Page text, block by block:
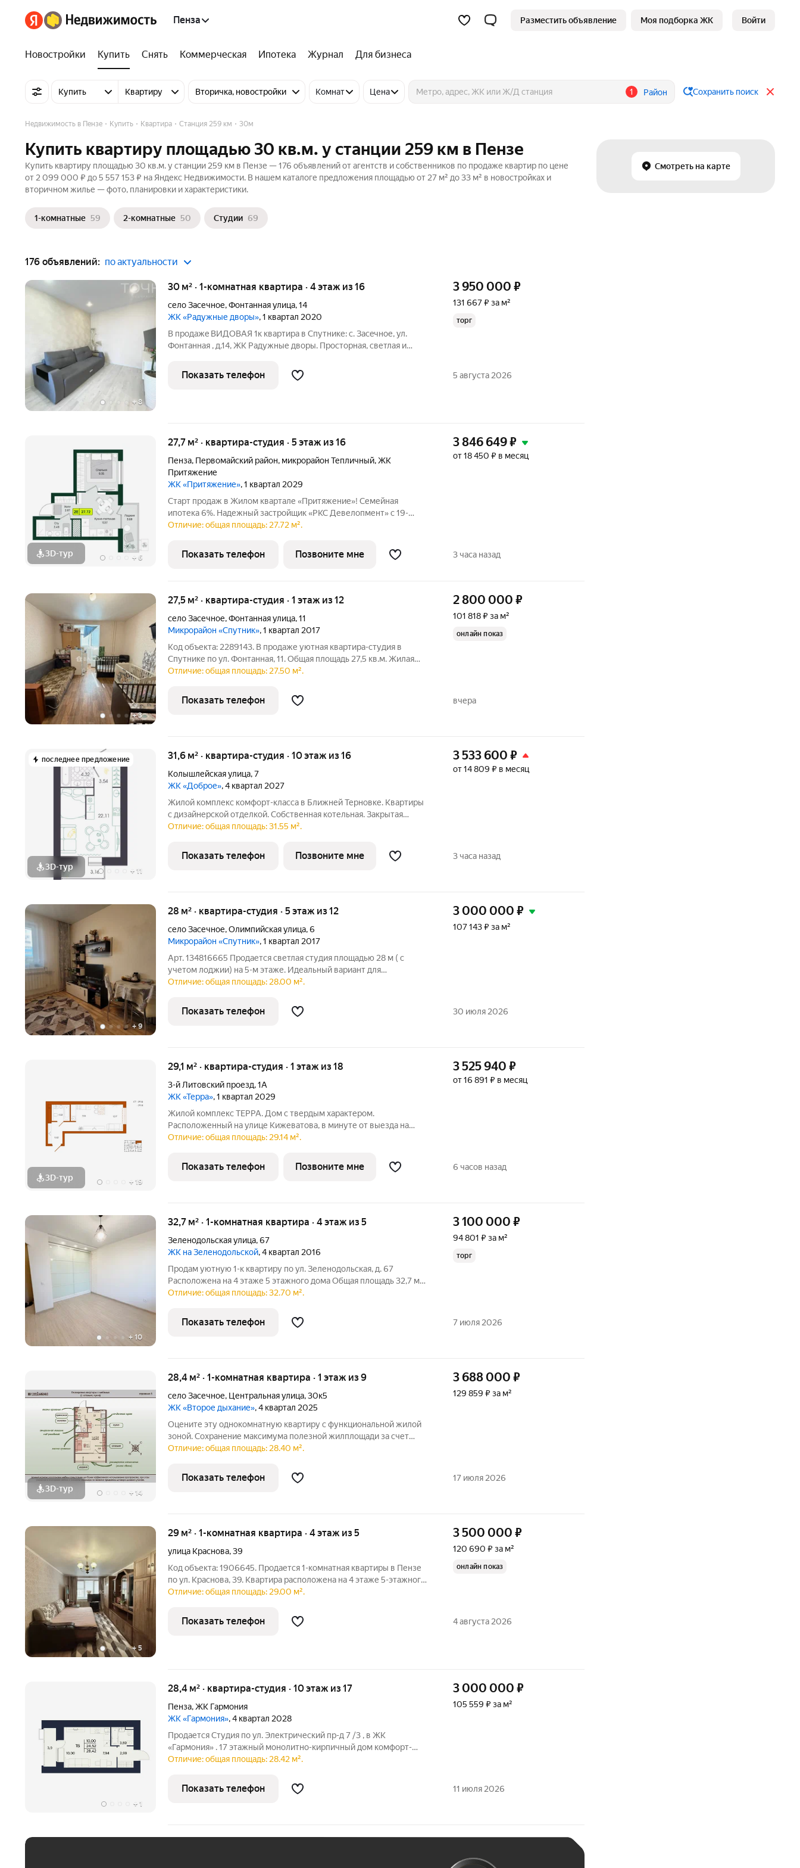
Пенза Разместить объявление Моя подборка ЖК Войти
Новостройки Купить Снять Коммерческая Ипотека Журнал Для бизнеса
Купить Квартиру Вторичка, новостройки Комнат Цена 1 Район Сохранить поиск
Смотреть на карте
Недвижимость в Пензе Купить Квартира Станция 259 км 30м
Купить квартиру площадью 30 кв.м. у станции 259 км в Пензе
Купить квартиру площадью 30 кв.м. у станции 259 км в Пензе — 176 объявлений от агентств и собственников по продаже квартир по цене
от 2 099 000 ₽ до 5 557 153 ₽ на Яндекс Недвижимости. В нашем каталоге предложения площадью от 27 м² до 33 м² в новостройках и
вторичном жилье — фото, планировки и характеристики.
1-комнатные 59 2-комнатные 50 Студии 69
176 объявлений: по актуальности
+ 8
30 м² · 1-комнатная квартира · 4 этаж из 16
село Засечное,Фонтанная улица,14
ЖК «Радужные дворы», 1 квартал 2020
B продaжe ВИДОВАЯ 1к квартира в Спутнике: с. Зaсeчнoе, ул.
Фонтанная , д.14, ЖК Радужные дворы. Пpocторная, светлaя и
поcтpoйки. - Общая плoщaдь 30 кв.м. - Жилaя 12 кв.м. - Куxня 9
кв.м.
3 950 000 ₽
131 667 ₽ за м²
торг
Показать телефон 5 августа 2026
3D-тур + 6
27,7 м² · квартира-студия · 5 этаж из 16
Пенза, Первомайский район, микрорайон Тепличный,ЖК
Притяжение
ЖК «Притяжение», 1 квартал 2029
Старт продаж в Жилом квартале «Притяжение»! Семейная
ипотека 6%. Надежный застройщик «РКС Девелопмент» с 19-
летним опытом. Компактная 2-комнатная квартира евроформата
кухня-гостиная
3 846 649₽
от 18 450 ₽ в месяц
Отличие: общая площадь: 27.72 м².
Показать телефон Позвоните мне 3 часа назад
+3
27,5 м² · квартира-студия · 1 этаж из 12
село Засечное,Фонтанная улица,11
Микрорайон «Спутник», 1 квартал 2017
Код объекта: 2289143. В продаже уютная квартира-студия в
Спутнике по ул. Фонтанная, 11. Общая площадь 27,5 кв.м. Жилaя
плoщaдь - 16 кв.м. Квартира светлая и уютная, требует
кaк для активнoго,
2 800 000 ₽
101 818 ₽ за м²
онлайн показ
Отличие: общая площадь: 27.50 м².
Показать телефон вчера
последнее предложение
3D-тур + 11
31,6 м² · квартира-студия · 10 этаж из 16
Колышлейская улица,7
ЖК «Доброе», 4 квартал 2027
Жилой комплекс комфорт-класса в Ближней Терновке. Квартиры
с дизайнерской отделкой. Собственная котельная. Закрытая
территория и видеонаблюдение. Чтобы получить новый уровень
который уже
3 533 600 ₽
от 14 809 ₽ в месяц
Отличие: общая площадь: 31.55 м².
Показать телефон Позвоните мне 3 часа назад
+9
28 м² · квартира-студия · 5 этаж из 12
село Засечное,Олимпийская улица,6
Микрорайон «Спутник», 1 квартал 2017
Арт. 134816665 Продается светлая студия площадью 28 м ( с
учетом лоджии) на 5-м этаже. Идеальный вариант для
комфортной жизни или сдачи в аренду. Район Спутника это
набережная (место для
3 000 000 ₽
107 143 ₽ за м²
Отличие: общая площадь: 28.00 м².
Показать телефон 30 июля 2026
3D-тур + 19
29,1 м² · квартира-студия · 1 этаж из 18
3-й Литовский проезд,1А
ЖК «Терра», 1 квартал 2029
Жилой комплекс ТЕРРА. Дом с твердым характером.
Расположенный на улице Кижеватова, в минуте от выезда на
Окружную, ТЕРРА открыт городу и жизни. Отсюда одинаково
отправиться на деловую встречу в
3 525 940 ₽
от 16 891 ₽ в месяц
Отличие: общая площадь: 29.14 м².
Показать телефон Позвоните мне 6 часов назад
+ 10
32,7 м² · 1-комнатная квартира · 4 этаж из 5
Зеленодольская улица,67
ЖК на Зеленодольской, 4 квартал 2016
Продам уютную 1-к квартиру по ул. Зеленодольская, д. 67
Расположена на 4 этаже 5 этажного дома Общая площадь 32,7 м2
Жилая 12,2 м2 Кухня 6,2 м2 Квартира в чистом, жилом состоянии
пластиковые окна,
3 100 000 ₽
94 801 ₽ за м²
торг
Отличие: общая площадь: 32.70 м².
Показать телефон 7 июля 2026
3D-тур + 14
28,4 м² · 1-комнатная квартира · 1 этаж из 9
село Засечное, Центральная улица,30к5
ЖК «Второе дыхание», 4 квартал 2025
Оцените эту однокомнатную квартиру с функциональной жилой
зоной. Сохранение максимума полезной жилплощади за счет
отсутствия «мертвых» зон вроде коридоров и проходов. Общая
достоинству
3 688 000 ₽
129 859 ₽ за м²
Отличие: общая площадь: 28.40 м².
Показать телефон 17 июля 2026
+5
29 м² · 1-комнатная квартира · 4 этаж из 5
улица Краснова,39
Код объекта: 1906645. Продается 1-комнатная квартиры в Пензе
по ул. Краснова, 39. Квартира расположена на 4 этаже 5-этажного
кирпичного дома. Общая площадь - 29 кв. м. Площадь комнаты -
3 500 000 ₽
120 690 ₽ за м²
онлайн показ
Отличие: общая площадь: 29.00 м².
Показать телефон 4 августа 2026
+ 1
28,4 м² · квартира-студия · 10 этаж из 17
Пенза,ЖК Гармония
ЖК «Гармония», 4 квартал 2028
Продается Студия по ул. Электрический пр-д 7 /3 , в ЖК
«Гармония» . 17 этажный монолитно-кирпичный дом комфорт-
класса с современной площадкой, закрытой территорией с
квартал 2028 года. Общая
3 000 000 ₽
105 559 ₽ за м²
Отличие: общая площадь: 28.42 м².
Показать телефон 11 июля 2026